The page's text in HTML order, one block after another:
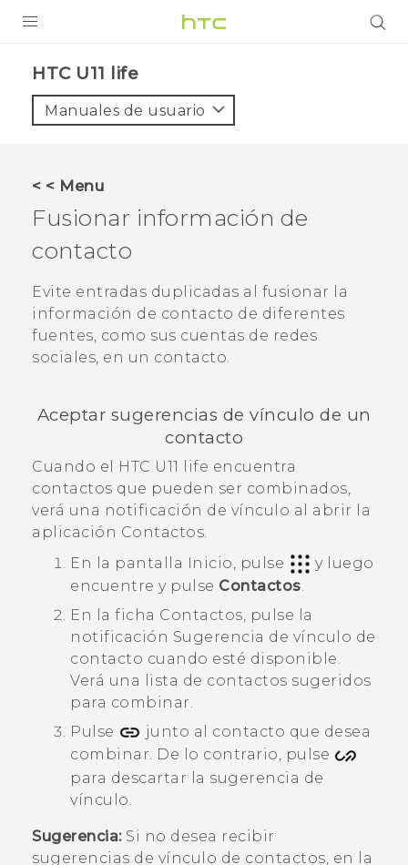
VIVE
VIVERSE
AYUDA
HTC Devices & Accessories
Video Tutorials
HTC U11 life‎
Manuales de usuario
< < Menu
Fusionar información de
contacto
Evite entradas duplicadas al fusionar la
información de contacto de diferentes
fuentes, como sus cuentas de redes
sociales, en un contacto.
Aceptar sugerencias de vínculo de un
contacto
‏Cuando el HTC U11 life encuentra
contactos que pueden ser combinados,
verá una notificación de vínculo al abrir la
aplicación Contactos.
En la pantalla Inicio, pulse
y luego
encuentre y pulse Contactos.
En la ficha Contactos, pulse la
notificación Sugerencia de vínculo de
contacto cuando esté disponible.
Verá una lista de contactos sugeridos
para combinar.
Pulse
junto al contacto que desea
combinar. De lo contrario, pulse
para descartar la sugerencia de
vínculo.
Sugerencia:Si no desea recibir
sugerencias de vínculo de contactos, en la